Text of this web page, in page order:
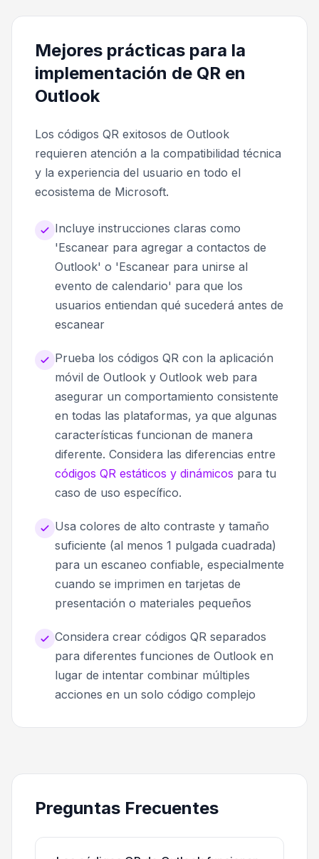
Mejores prácticas para la
implementación de QR en
Outlook
Los códigos QR exitosos de Outlook
requieren atención a la compatibilidad técnica
y la experiencia del usuario en todo el
ecosistema de Microsoft.
Incluye instrucciones claras como
'Escanear para agregar a contactos de
Outlook' o 'Escanear para unirse al
evento de calendario' para que los
usuarios entiendan qué sucederá antes de
escanear
Prueba los códigos QR con la aplicación
móvil de Outlook y Outlook web para
asegurar un comportamiento consistente
en todas las plataformas, ya que algunas
características funcionan de manera
diferente. Considera las diferencias entre
códigos QR estáticos y dinámicos para tu
caso de uso específico.
Usa colores de alto contraste y tamaño
suficiente (al menos 1 pulgada cuadrada)
para un escaneo confiable, especialmente
cuando se imprimen en tarjetas de
presentación o materiales pequeños
Considera crear códigos QR separados
para diferentes funciones de Outlook en
lugar de intentar combinar múltiples
acciones en un solo código complejo
Preguntas Frecuentes